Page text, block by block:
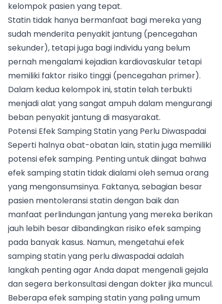
kelompok pasien yang tepat.
Statin tidak hanya bermanfaat bagi mereka yang
sudah menderita penyakit jantung (pencegahan
sekunder), tetapi juga bagi individu yang belum
pernah mengalami kejadian kardiovaskular tetapi
memiliki faktor risiko tinggi (pencegahan primer).
Dalam kedua kelompok ini, statin telah terbukti
menjadi alat yang sangat ampuh dalam mengurangi
beban penyakit jantung di masyarakat.
Potensi Efek Samping Statin yang Perlu Diwaspadai
Seperti halnya obat-obatan lain, statin juga memiliki
potensi efek samping. Penting untuk diingat bahwa
efek samping statin tidak dialami oleh semua orang
yang mengonsumsinya. Faktanya, sebagian besar
pasien mentoleransi statin dengan baik dan
manfaat perlindungan jantung yang mereka berikan
jauh lebih besar dibandingkan risiko efek samping
pada banyak kasus. Namun, mengetahui efek
samping statin yang perlu diwaspadai adalah
langkah penting agar Anda dapat mengenali gejala
dan segera berkonsultasi dengan dokter jika muncul.
Beberapa efek samping statin yang paling umum